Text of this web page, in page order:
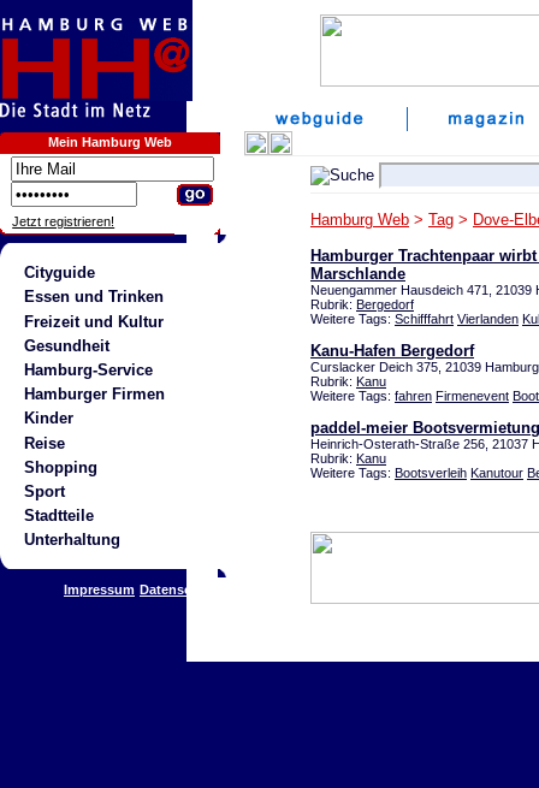
Mein Hamburg Web
Jetzt registrieren!
Cityguide
Essen und Trinken
Freizeit und Kultur
Gesundheit
Hamburg-Service
Hamburger Firmen
Kinder
Reise
Shopping
Sport
Stadtteile
Unterhaltung
Impressum Datenschutz
Hamburg Web > Tag > Dove-
Hamburger Trachtenpaar
Marschlande
Neuengammer Hausdeich 471, 21039
Rubrik: Bergedorf
Weitere Tags: Schifffahrt Vierlanden
Kanu-Hafen Bergedorf
Curslacker Deich 375, 21039
Rubrik: Kanu
Weitere Tags: fahren Firmenevent
paddel-meier Bootsvermietung
Heinrich-Osterath-Straße 256, 21037
Rubrik: Kanu
Weitere Tags: Bootsverleih Kanutour